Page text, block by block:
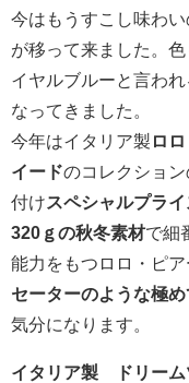
今はもうすこし味わ
が移って来ました。
イヤルブルーと言わ
なってきました。
今年はイタリア製 ロ
イードのコレクショ
付けスペシャルプライ
320ｇの秋冬素材で細
能力をもつロロ・ピ
セーターのような極
気分になります。
イタリア製 ドリー